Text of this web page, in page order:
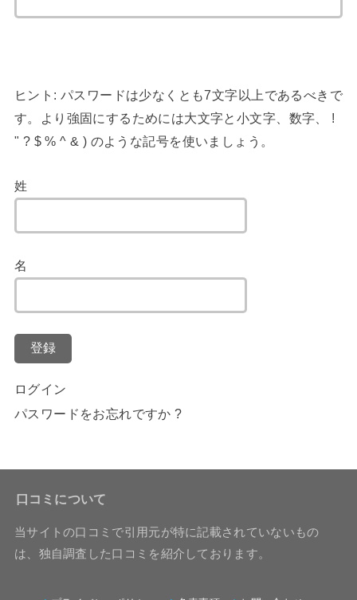
ヒント: パスワードは少なくとも7文字以上であるべきで
す。より強固にするためには大文字と小文字、数字、 !
" ? $ % ^ & ) のような記号を使いましょう。
姓
名
登録
ログイン
パスワードをお忘れですか ?
口コミについて
当サイトの口コミで引用元が特に記載されていないもの
は、独自調査した口コミを紹介しております。